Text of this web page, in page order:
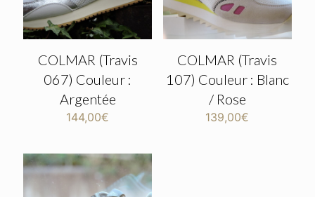
COLMAR (Travis
067) Couleur :
Argentée
144,00€
COLMAR (Travis
107) Couleur : Blanc
/ Rose
139,00€